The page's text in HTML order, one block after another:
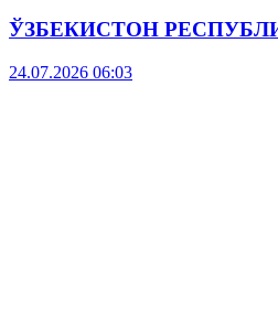
ЎЗБЕКИСТОН
24.07.2026 06:03